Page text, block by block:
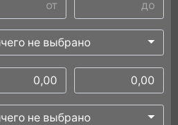
не выбрано
не выбрано